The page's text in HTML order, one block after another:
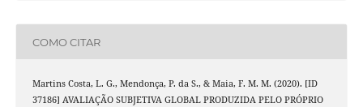
COMO CITAR
Martins Costa, L. G., Mendonça, P. da S., & Maia, F. M. M. (2020). [ID
37186] AVALIAÇÃO SUBJETIVA GLOBAL PRODUZIDA PELO PRÓPRIO